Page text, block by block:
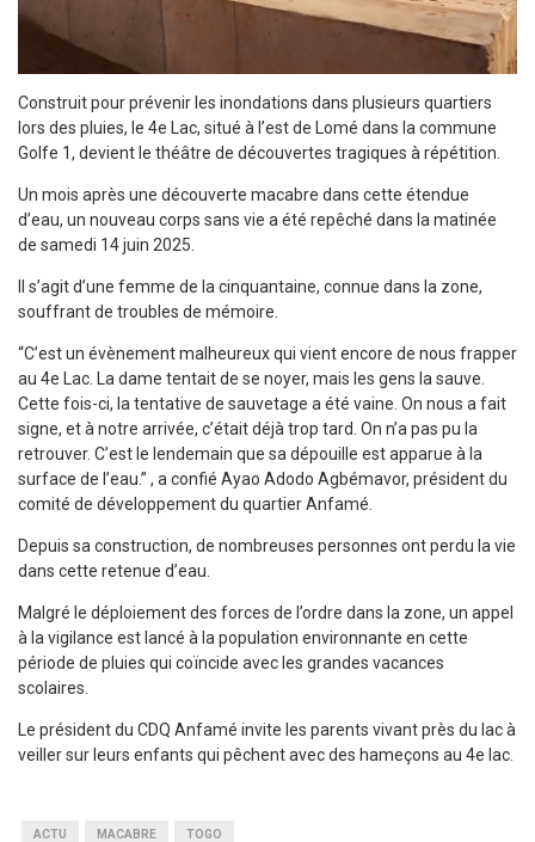
Construit pour prévenir les inondations dans plusieurs quartiers
lors des pluies, le 4e Lac, situé à l’est de Lomé dans la commune
Golfe 1, devient le théâtre de découvertes tragiques à répétition.
Un mois après une découverte macabre dans cette étendue
d’eau, un nouveau corps sans vie a été repêché dans la matinée
de samedi 14 juin 2025.
Il s’agit d’une femme de la cinquantaine, connue dans la zone,
souffrant de troubles de mémoire.
“C’est un évènement malheureux qui vient encore de nous frapper
au 4e Lac. La dame tentait de se noyer, mais les gens la sauve.
Cette fois-ci, la tentative de sauvetage a été vaine. On nous a fait
signe, et à notre arrivée, c’était déjà trop tard. On n’a pas pu la
retrouver. C’est le lendemain que sa dépouille est apparue à la
surface de l’eau.” , a confié Ayao Adodo Agbémavor, président du
comité de développement du quartier Anfamé.
Depuis sa construction, de nombreuses personnes ont perdu la vie
dans cette retenue d’eau.
Malgré le déploiement des forces de l’ordre dans la zone, un appel
à la vigilance est lancé à la population environnante en cette
période de pluies qui coïncide avec les grandes vacances
scolaires.
Le président du CDQ Anfamé invite les parents vivant près du lac à
veiller sur leurs enfants qui pêchent avec des hameçons au 4e lac.
ACTU MACABRE TOGO